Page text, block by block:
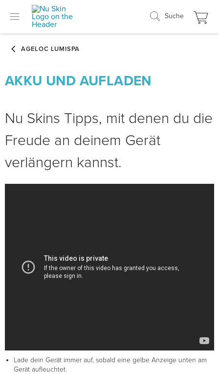
Suche
AKKU UND AUFLADEN
Nu Skins Tipps, mit denen du die
Freude an deinem Gerät
verlängern kannst.
Lade dein Gerät immer auf, sobald eine gelbe Anzeige unten am
Gerät aufleuchtet.